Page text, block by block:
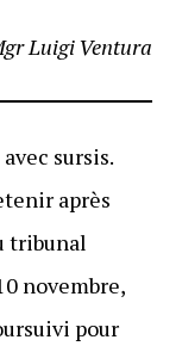
Luigi Ventura
sursis.
après
tribunal
novembre,
pour